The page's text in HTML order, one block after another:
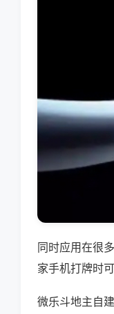
同时应用在很
家手机打牌时
微乐斗地主自